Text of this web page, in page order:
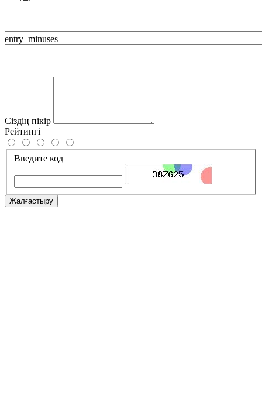
entry_minuses
Сіздің пікір
Рейтингі
Введите код
Жалғастыру